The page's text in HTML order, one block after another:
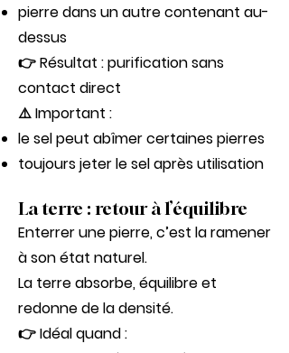
pierre dans un autre contenant au-
dessus
👉 Résultat : purification sans
contact direct
⚠️ Important :
le sel peut abîmer certaines pierres
toujours jeter le sel après utilisation
La terre : retour à l’équilibre
Enterrer une pierre, c’est la ramener
à son état naturel.
La terre absorbe, équilibre et
redonne de la densité.
👉 Idéal quand :